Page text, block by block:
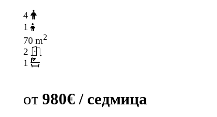
4
1
70 m2
2
1
от 980€ / седмица